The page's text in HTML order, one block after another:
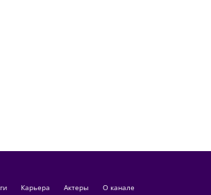
Карьера актеры О канале